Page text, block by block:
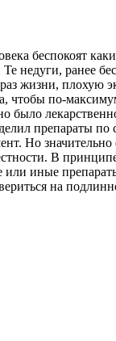
беспокоят
ранее
жизни,
чтобы по-
препараты
Но
В
иные
на